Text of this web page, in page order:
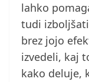
lahko
tudi
brez jojo
izvedeli, kaj
kako deluje,